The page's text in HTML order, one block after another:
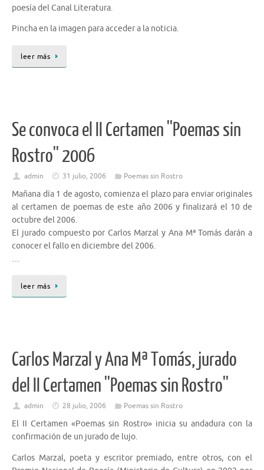
poesía del Canal Literatura.
Pincha en la imagen para acceder a la noticia.
leer más
Se convoca el II Certamen ''Poemas sin
Rostro'' 2006
admin 31 julio, 2006 Poemas sin Rostro
Mañana día 1 de agosto, comienza el plazo para enviar originales
al certamen de poemas de este año 2006 y finalizará el 10 de
octubre del 2006.
El jurado compuesto por Carlos Marzal y Ana Mª Tomás darán a
conocer el fallo en diciembre del 2006.
…
leer más
Carlos Marzal y Ana Mª Tomás, jurado
del II Certamen ''Poemas sin Rostro''
admin 28 julio, 2006 Poemas sin Rostro
El II Certamen «Poemas sin Rostro» inicia su andadura con la
confirmación de un jurado de lujo.
Carlos Marzal, poeta y escritor premiado, entre otros, con el